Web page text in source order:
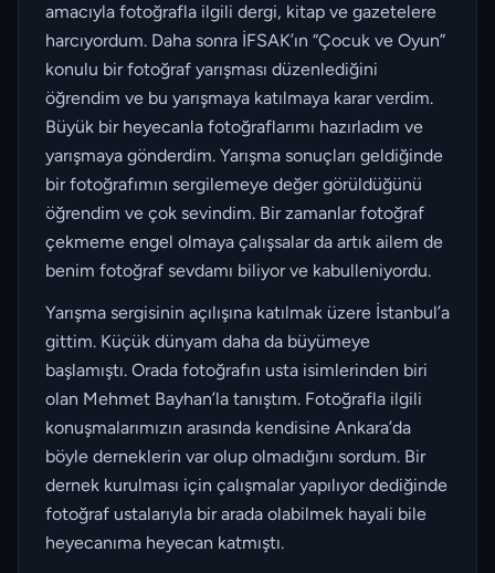
amacıyla fotoğrafla ilgili dergi, kitap ve gazetelere
harcıyordum. Daha sonra İFSAK’ın “Çocuk ve Oyun”
konulu bir fotoğraf yarışması düzenlediğini
öğrendim ve bu yarışmaya katılmaya karar verdim.
Büyük bir heyecanla fotoğraflarımı hazırladım ve
yarışmaya gönderdim. Yarışma sonuçları geldiğinde
bir fotoğrafımın sergilemeye değer görüldüğünü
öğrendim ve çok sevindim. Bir zamanlar fotoğraf
çekmeme engel olmaya çalışsalar da artık ailem de
benim fotoğraf sevdamı biliyor ve kabulleniyordu.
Yarışma sergisinin açılışına katılmak üzere İstanbul’a
gittim. Küçük dünyam daha da büyümeye
başlamıştı. Orada fotoğrafın usta isimlerinden biri
olan Mehmet Bayhan’la tanıştım. Fotoğrafla ilgili
konuşmalarımızın arasında kendisine Ankara’da
böyle derneklerin var olup olmadığını sordum. Bir
dernek kurulması için çalışmalar yapılıyor dediğinde
fotoğraf ustalarıyla bir arada olabilmek hayali bile
heyecanıma heyecan katmıştı.